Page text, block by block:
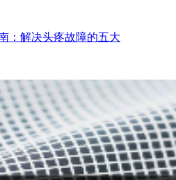
：解决头疼故障的五大